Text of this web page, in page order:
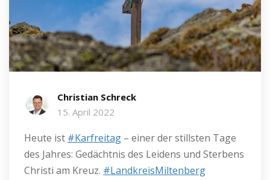
Christian Schreck
15. April 2022
Heute ist #Karfreitag – einer der stillsten Tage
des Jahres: Gedächtnis des Leidens und Sterbens
Christi am Kreuz. #LandkreisMiltenberg